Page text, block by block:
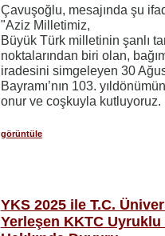
Çavuşoğlu, mesajında şu
"Aziz Milletimiz,
Büyük Türk milletinin şanlı
noktalarından biri olan,
iradesini simgeleyen 30
Bayramı’nın 103.
onur ve coşkuyla kutluyoruz.
görüntüle
YKS 2025 ile T.C.
Yerleşen KKTC